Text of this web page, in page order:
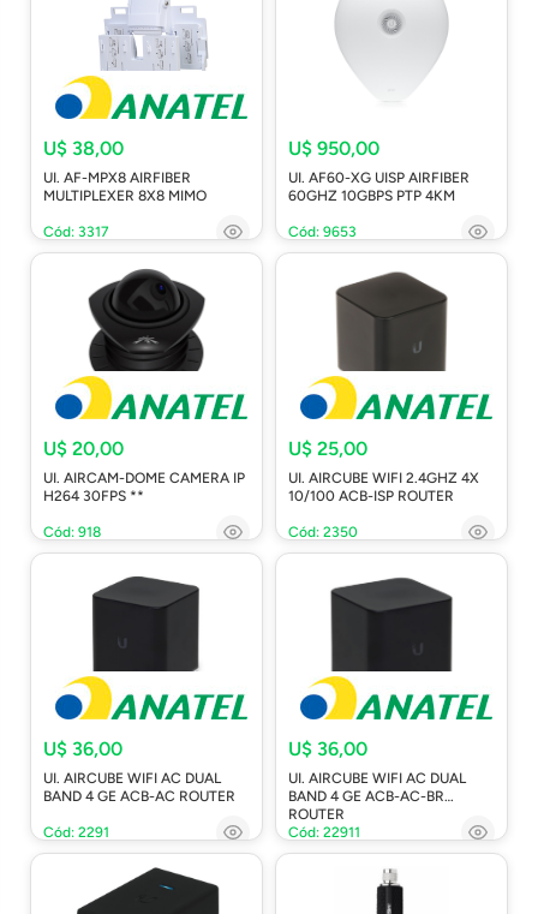
U$ 38,00
UI. AF-MPX8 AIRFIBER
MULTIPLEXER 8X8 MIMO
Cód: 3317
U$ 950,00
UI. AF60-XG UISP AIRFIBER
60GHZ 10GBPS PTP 4KM
Cód: 9653
U$ 20,00
UI. AIRCAM-DOME CAMERA IP
H264 30FPS **
Cód: 918
U$ 25,00
UI. AIRCUBE WIFI 2.4GHZ 4X
10/100 ACB-ISP ROUTER
Cód: 2350
U$ 36,00
UI. AIRCUBE WIFI AC DUAL
BAND 4 GE ACB-AC ROUTER
Cód: 2291
U$ 36,00
UI. AIRCUBE WIFI AC DUAL
BAND 4 GE ACB-AC-BR
ROUTER
Cód: 22911